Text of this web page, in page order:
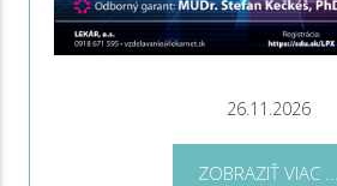
26.11.2026
ZOBRAZIŤ VIAC ...